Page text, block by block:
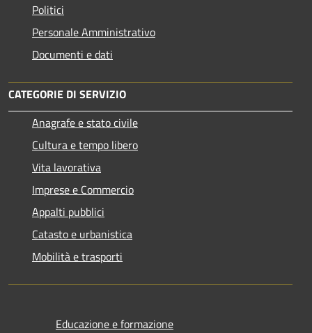
Politici
Personale Amministrativo
Documenti e dati
CATEGORIE DI SERVIZIO
Anagrafe e stato civile
Cultura e tempo libero
Vita lavorativa
Imprese e Commercio
Appalti pubblici
Catasto e urbanistica
Mobilità e trasporti
Educazione e formazione